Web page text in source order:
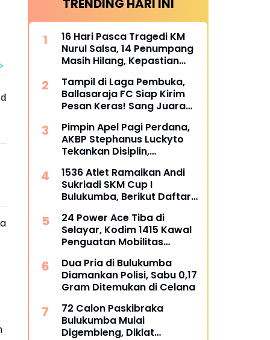
TRENDING HARI INI
16 Hari Pasca Tragedi KM
Nurul Salsa, 14 Penumpang
Masih Hilang, Kepastian
dipertanyakan
Tampil di Laga Pembuka,
Ballasaraja FC Siap Kirim
Pesan Keras! Sang Juara
Sempurna di Piala
Kemerdekaan Bulukumpa
2026
Pimpin Apel Pagi Perdana,
AKBP Stephanus Luckyto
Tekankan Disiplin,
terhadap Organisasi
1536 Atlet Ramaikan Andi
Sukriadi SKM Cup I
Bulukumba, Berikut Daftar
24 Power Ace Tiba di
Selayar, Kodim 1415 Kawal
Penguatan Mobilitas
Dua Pria di Bulukumba
Diamankan Polisi, Sabu 0,17
Gram Ditemukan di Celana
72 Calon Paskibraka
Bulukumba Mulai
Digembleng, Diklat